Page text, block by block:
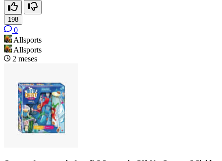
198
0
Allsports
Allsports
2 meses